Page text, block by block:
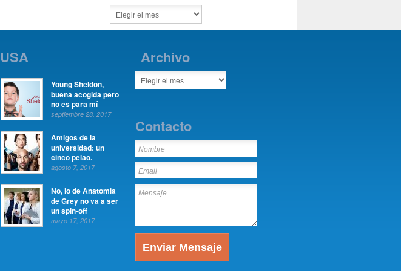
USA
Young Sheldon,
buena acogida pero
no es para mí
septiembre 28, 2017
Amigos de la
universidad: un
cinco pelao.
agosto 7, 2017
No, lo de Anatomía
de Grey no va a ser
un spin-off
mayo 17, 2017
Archivo
Contacto